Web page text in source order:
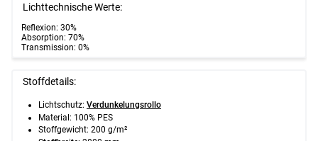
Lichttechnische Werte:
Reflexion: 30%
Absorption: 70%
Transmission: 0%
Stoffdetails:
Lichtschutz: Verdunkelungsrollo
Material: 100% PES
Stoffgewicht: 200 g/m²